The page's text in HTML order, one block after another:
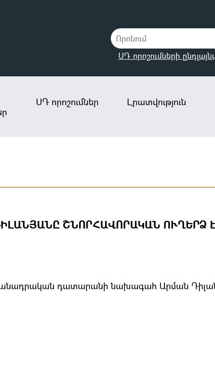
ՍԴ որոշումների
ՍԴ որոշումներ Լրատվություն
ՇՆՈՐՀԱՎՈՐԱԿԱՆ ՈՒՂԵՐՁ
դատարանի նախագահ Արման